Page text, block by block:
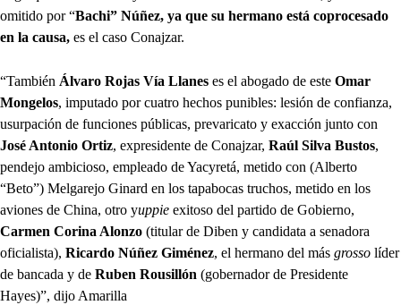
omitido por “Bachi” Núñez, ya que su hermano está coprocesado
en la causa, es el caso Conajzar.
“También Álvaro Rojas Vía Llanes es el abogado de este Omar
Mongelos, imputado por cuatro hechos punibles: lesión de confianza,
usurpación de funciones públicas, prevaricato y exacción junto con
José Antonio Ortiz, expresidente de Conajzar, Raúl Silva Bustos,
pendejo ambicioso, empleado de Yacyretá, metido con (Alberto
“Beto”) Melgarejo Ginard en los tapabocas truchos, metido en los
aviones de China, otro yuppie exitoso del partido de Gobierno,
Carmen Corina Alonzo (titular de Diben y candidata a senadora
oficialista), Ricardo Núñez Giménez, el hermano del más grosso líder
de bancada y de Ruben Rousillón (gobernador de Presidente
Hayes)”, dijo Amarilla